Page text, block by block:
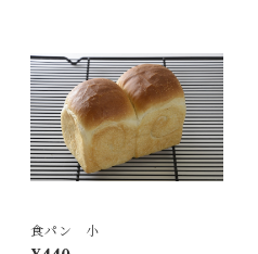
食パン 小